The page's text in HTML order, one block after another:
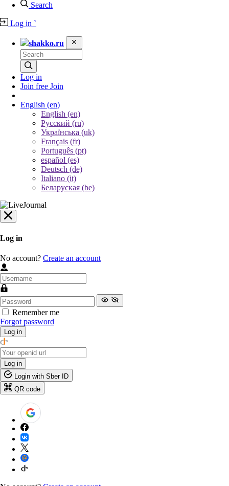
Search
Log in `
shakko.ru
Log in
Join free Join
English (en)
English (en)
Русский (ru)
Українська (uk)
Français (fr)
Português (pt)
español (es)
Deutsch (de)
Italiano (it)
Беларуская (be)
Log in
No account? Create an account
Remember me
Forgot password
Log in
Log in
Login with Sber ID
QR code